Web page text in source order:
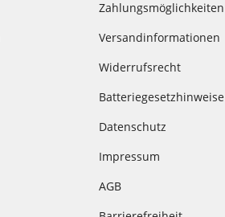
Zahlungsmöglichkeiten
Versandinformationen
Widerrufsrecht
Batteriegesetzhinweise
Datenschutz
Impressum
AGB